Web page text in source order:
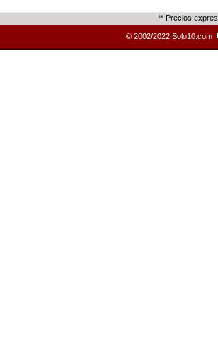
** Precios
© 2002/2022 Solo10.com